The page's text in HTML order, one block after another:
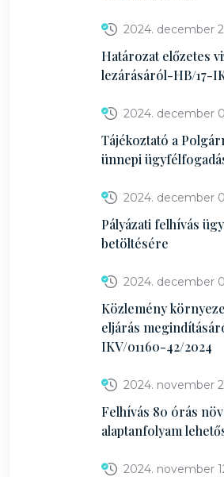
2024. december
Határozat előzetes
lezárásáról-HB/17-
2024. december
Tájékoztató a
ünnepi
2024. december
Pályázati felhívás
betöltésére
2024. december
Közlemény
eljárás
IKV/01160-42/2024
2024. november
Felhívás 80 órás
alaptanfolyam
2024. november